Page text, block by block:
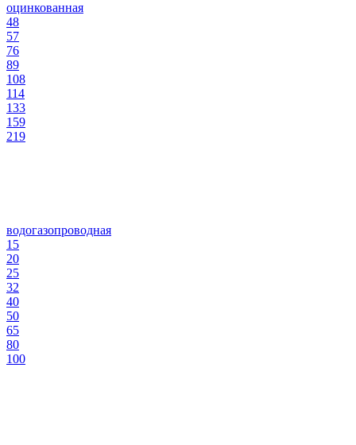
оцинкованная
48
57
76
89
108
114
133
159
219
водогазопроводная
15
20
25
32
40
50
65
80
100